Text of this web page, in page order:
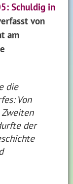
Schuldig in
von
am
die
Von
der